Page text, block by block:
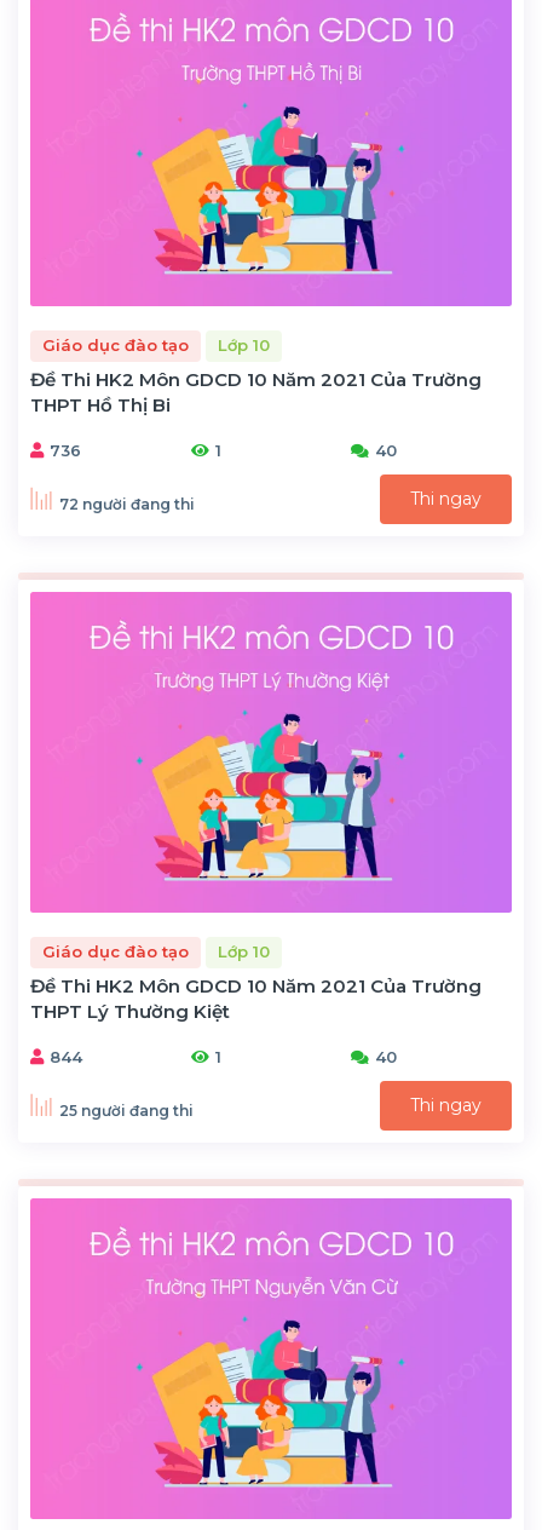
Giáo dục đào tạo Lớp 10
Đề Thi HK2 Môn GDCD 10 Năm 2021 Của Trường
THPT Hồ Thị Bi
736 1 40
72 người đang thi Thi ngay
Giáo dục đào tạo Lớp 10
Đề Thi HK2 Môn GDCD 10 Năm 2021 Của Trường
THPT Lý Thường Kiệt
844 1 40
25 người đang thi Thi ngay